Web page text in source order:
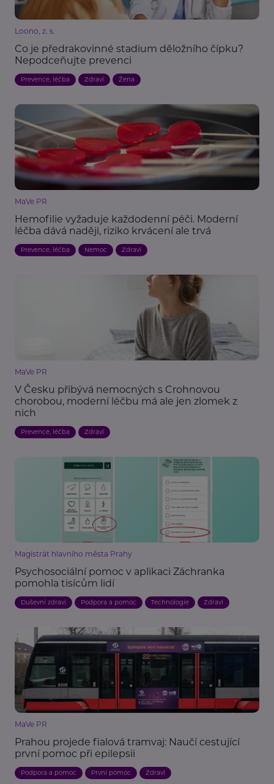
Loono, z. s.
Co je předrakovinné stadium děložního čípku?
Nepodceňujte prevenci
Prevence, léčba Zdraví Žena
MaVe PR
Hemofilie vyžaduje každodenní péči. Moderní
léčba dává naději, riziko krvácení ale trvá
Prevence, léčba Nemoc Zdraví
MaVe PR
V Česku přibývá nemocných s Crohnovou
chorobou, moderní léčbu má ale jen zlomek z
nich
Prevence, léčba Zdraví
Magistrát hlavního města Prahy
Psychosociální pomoc v aplikaci Záchranka
pomohla tisícům lidí
Duševní zdraví Podpora a pomoc Technologie Zdraví
MaVe PR
Prahou projede fialová tramvaj: Naučí cestující
první pomoc při epilepsii
Podpora a pomoc První pomoc Zdraví